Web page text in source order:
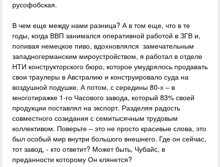
русофобская.
В чем еще между нами разница? А в том еще, что в те
годы, когда ВВП занимался оперативной работой в ЗГВ и,
попивая немецкое пиво, вдохновлялся замечательным
западногерманским мироустройством, я работал в отделе
НТИ конструкторского бюро, которое умудрялось продавать
свои траулеры в Австралию и конструировало суда на
воздушной подушке. А потом, с середины 80-х – в
многотиражке 1-го Часового завода, который 83% своей
продукции поставлял на экспорт. Разделяя радость
совместного созидания с семитысячным трудовым
коллективом. Поверьте – это не просто красивые слова, это
был особый мир внутри большого внешнего. Где он сейчас,
тот завод, - кто ответит? Может быть, Чубайс, в
преданности которому Он клянется?